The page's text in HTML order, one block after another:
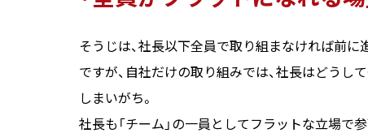
そうじは、社長以下全員で取り組まなければ前に
ですが、自社だけの取り組みでは、社長はどうして
しまいがち。
社長も「チーム」の一員としてフラットな立場で